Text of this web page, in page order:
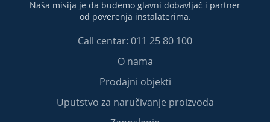
Naša misija je da budemo glavni dobavljač i partner
od poverenja instalaterima.
Call centar: 011 25 80 100
O nama
Prodajni objekti
Uputstvo za naručivanje proizvoda